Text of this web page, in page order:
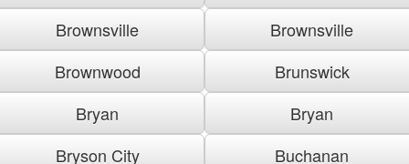
Brownsville
Brownsville
Brownwood
Brunswick
Bryan
Bryan
Bryson City
Buchanan